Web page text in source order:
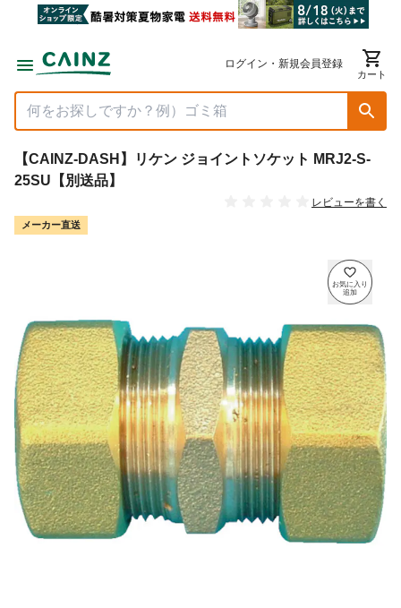
ログイン・新規会員登録
カート
【CAINZ-DASH】リケン ジョイントソケット MRJ2-S-
25SU【別送品】
レビューを書く
メーカー直送